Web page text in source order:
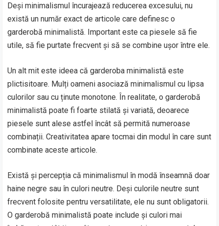
Deși minimalismul încurajează reducerea excesului, nu
există un număr exact de articole care definesc o
garderobă minimalistă. Important este ca piesele să fie
utile, să fie purtate frecvent și să se combine ușor între ele.
Un alt mit este ideea că garderoba minimalistă este
plictisitoare. Mulți oameni asociază minimalismul cu lipsa
culorilor sau cu ținute monotone. În realitate, o garderobă
minimalistă poate fi foarte stilată și variată, deoarece
piesele sunt alese astfel încât să permită numeroase
combinații. Creativitatea apare tocmai din modul în care sunt
combinate aceste articole.
Există și percepția că minimalismul în modă înseamnă doar
haine negre sau în culori neutre. Deși culorile neutre sunt
frecvent folosite pentru versatilitate, ele nu sunt obligatorii.
O garderobă minimalistă poate include și culori mai